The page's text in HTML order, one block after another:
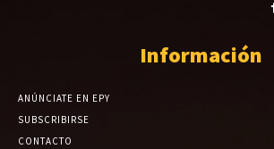
Información
ANÚNCIATE EN EPY
SUBSCRIBIRSE
CONTACTO